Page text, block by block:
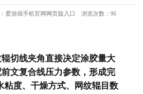
爱游戏手机官网网页版入口 浏览次数：96
切线夹角直接决定涂胶量大
文复合线压力参数，形成完
粘度、干燥方式、网纹辊目数